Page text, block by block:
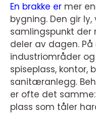
En brakke er mer
bygning. Den gir
samlingspunkt der
deler av dagen. På
industriområder
spiseplass, kontor,
sanitæranlegg.
er ofte det
plass som tåler